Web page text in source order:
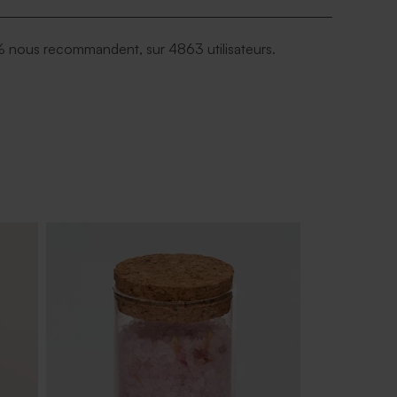
nous recommandent, sur 4863 utilisateurs.